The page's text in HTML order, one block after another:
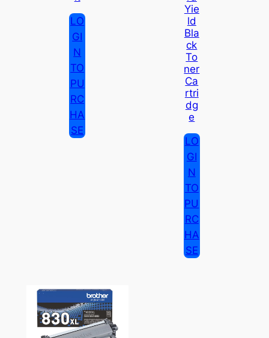
LO
GI
N
TO
PU
RC
HA
SE
Yie
Ld
Bla
Ck
To
Ner
Ca
Rtri
Dg
E
LO
GI
N
TO
PU
RC
HA
SE